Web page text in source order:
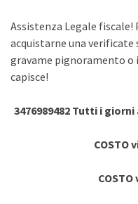
Assistenza Legale fiscale!
acquistarne una
gravame pignoramento o
capisce!
3476989482 Tutti i
COSTO
COSTO